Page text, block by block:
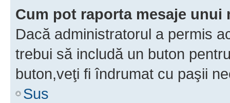
Cum pot raporta mesaje unui
Dacă administratorul a permis
trebui să includă un buton
buton,veţi fi îndrumat cu paşii
Sus